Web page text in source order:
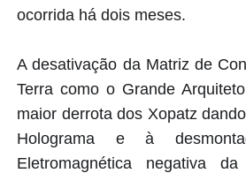
ocorrida há dois meses.
A desativação da Matriz de
Terra como o Grande
maior derrota dos Xopatz
Holograma e à
Eletromagnética negativa